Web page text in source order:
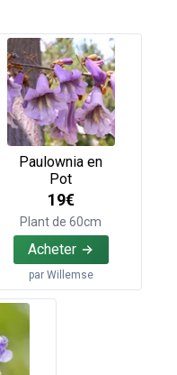
Paulownia en
Pot
19€
Plant de 60cm
Acheter
par Willemse